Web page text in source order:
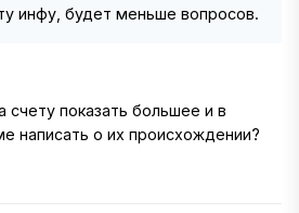
инфу, будет меньше вопросов.
счету показать большее и в
написать о их происхождении?